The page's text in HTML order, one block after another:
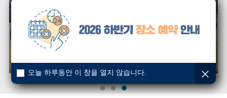
오늘 하루동안 이 창을 열지 않습니다.